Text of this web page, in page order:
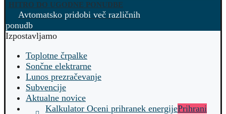
HITRO DO UGODNE PONUDBE
Avtomatsko pridobi več različnih
ponudb
Izpostavljamo
Toplotne črpalke
Sončne elektrarne
Lunos prezračevanje
Subvencije
Aktualne novice
Kalkulator Oceni prihranek energijePrihrani